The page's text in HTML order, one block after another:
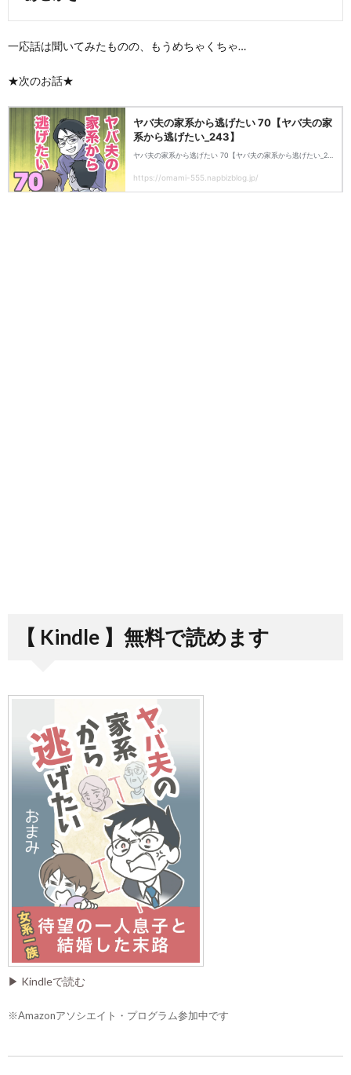
一応話は聞いてみたものの、もうめちゃくちゃ…
★次のお話★
【 Kindle 】無料で読めます
▶ Kindleで読む
※Amazonアソシエイト・プログラム参加中です